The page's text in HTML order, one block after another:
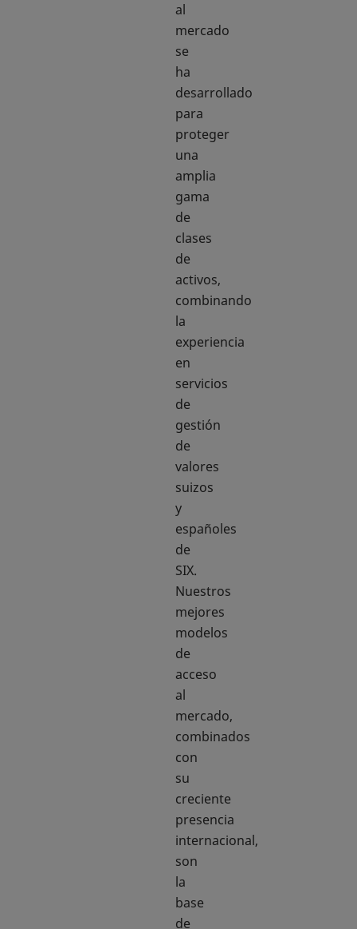
al
mercado
se
ha
desarrollado
para
proteger
una
amplia
gama
de
clases
de
activos,
combinando
la
experiencia
en
servicios
de
gestión
de
valores
suizos
y
españoles
de
SIX.
Nuestros
mejores
modelos
de
acceso
al
mercado,
combinados
con
su
creciente
presencia
internacional,
son
la
base
de